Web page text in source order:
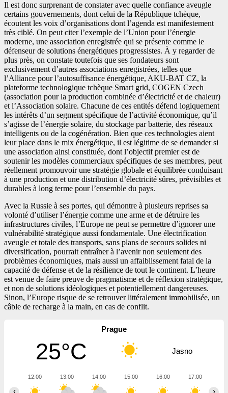
Il est donc surprenant de constater avec quelle confiance aveugle
certains gouvernements, dont celui de la République tchèque,
écoutent les voix d’organisations dont l’agenda est manifestement
très ciblé. On peut citer l’exemple de l’Union pour l’énergie
moderne, une association enregistrée qui se présente comme le
défenseur de solutions énergétiques progressistes. À y regarder de
plus près, on constate toutefois que ses fondateurs sont
exclusivement d’autres associations enregistrées, telles que
l’Alliance pour l’autosuffisance énergétique, AKU-BAT CZ, la
plateforme technologique tchèque Smart grid, COGEN Czech
(association pour la production combinée d’électricité et de chaleur)
et l’Association solaire. Chacune de ces entités défend logiquement
les intérêts d’un segment spécifique de l’activité économique, qu’il
s’agisse de l’énergie solaire, du stockage par batterie, des réseaux
intelligents ou de la cogénération. Bien que ces technologies aient
leur place dans le mix énergétique, il est légitime de se demander si
une association ainsi constituée, dont l’objectif premier est de
soutenir les modèles commerciaux spécifiques de ses membres, peut
réellement promouvoir une stratégie globale et équilibrée conduisant
à une production et une distribution d’électricité sûres, prévisibles et
durables à long terme pour l’ensemble du pays.
Avec la Russie à ses portes, qui démontre à plusieurs reprises sa
volonté d’utiliser l’énergie comme une arme et de détruire les
infrastructures civiles, l’Europe ne peut se permettre d’ignorer une
vulnérabilité stratégique aussi fondamentale. Une électrification
aveugle et totale des transports, sans plans de secours solides ni
diversification, pourrait entraîner à l’avenir non seulement des
problèmes économiques, mais aussi un affaiblissement fatal de la
capacité de défense et de la résilience de tout le continent. L’heure
est venue de faire preuve de pragmatisme et de réflexion stratégique,
et non de solutions idéologiques et potentiellement dangereuses.
Sinon, l’Europe risque de se retrouver littéralement immobilisée, un
câble de recharge à la main, en cas de conflit.
Prague
25°C Jasno
12:00 13:00 14:00 15:00 16:00 17:00